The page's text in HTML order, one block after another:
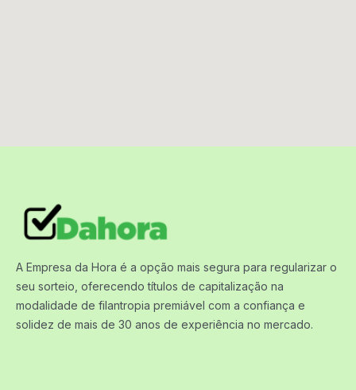
A Empresa da Hora é a opção mais segura para regularizar o
seu sorteio, oferecendo títulos de capitalização na
modalidade de filantropia premiável com a confiança e
solidez de mais de 30 anos de experiência no mercado.